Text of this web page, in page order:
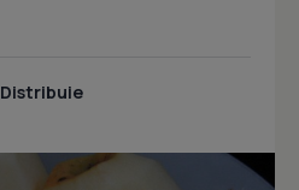
Distribuie